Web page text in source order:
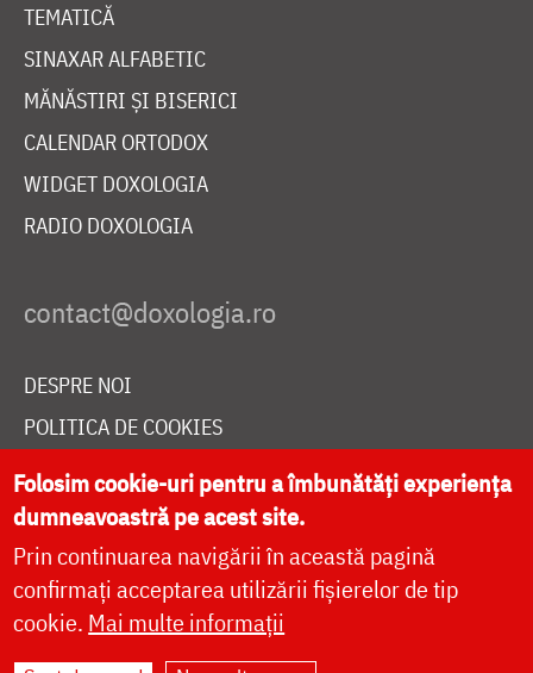
TEMATICĂ
SINAXAR ALFABETIC
MĂNĂSTIRI ȘI BISERICI
CALENDAR ORTODOX
WIDGET DOXOLOGIA
RADIO DOXOLOGIA
DESPRE NOI
POLITICA DE COOKIES
DONEAZĂ ONLINE PENTRU CATEDRALA NAȚIONALĂ
LIVE
Folosim cookie-uri pentru a îmbunătăți experiența
dumneavoastră pe acest site.
Prin continuarea navigării în această pagină
confirmați acceptarea utilizării fișierelor de tip
cookie. Mai multe informații